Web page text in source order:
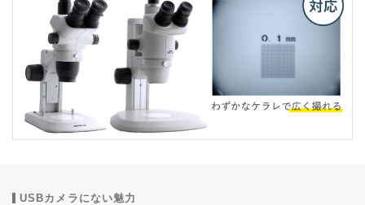
USBカメラにない魅力